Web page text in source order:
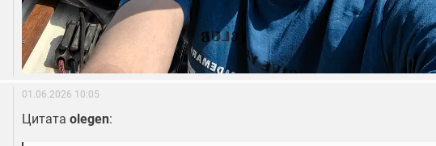
01.06.2026 10:05
Цитата olegen: